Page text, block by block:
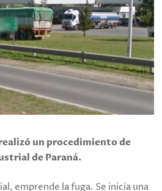
un procedimiento de
de Paraná.
emprende la fuga. Se inicia una